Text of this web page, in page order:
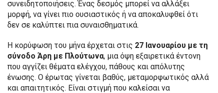
συνειδητοποιήσεις. Ένας δεσμός μπορεί να αλλάξει
μορφή, να γίνει πιο ουσιαστικός ή να αποκαλυφθεί ότι
δεν σε καλύπτει πια συναισθηματικά.
Η κορύφωση του μήνα έρχεται στις 27 Ιανουαρίου με τη
σύνοδο Άρη με Πλούτωνα, μια όψη εξαιρετικά έντονη
που αγγίζει θέματα ελέγχου, πάθους και απόλυτης
ένωσης. Ο έρωτας γίνεται βαθύς, μεταμορφωτικός αλλά
και απαιτητικός. Είναι στιγμή που καλείσαι να